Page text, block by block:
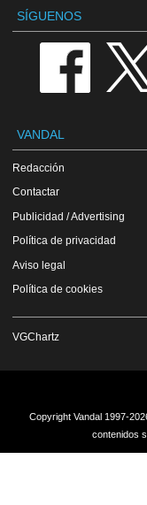
SÍGUENOS
VANDAL
Redacción
Contactar
Publicidad / Advertising
Política de privacidad
Aviso legal
Política de cookies
VGChartz
Copyright Vandal 1997-
contenidos